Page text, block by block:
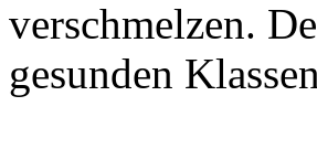
verschmelzen.
gesunden